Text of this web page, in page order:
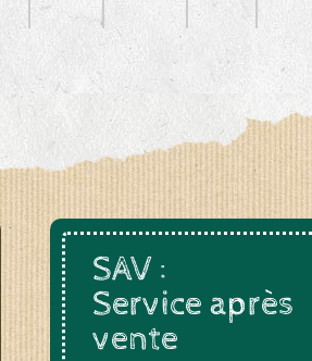
SAV :
Service après
vente